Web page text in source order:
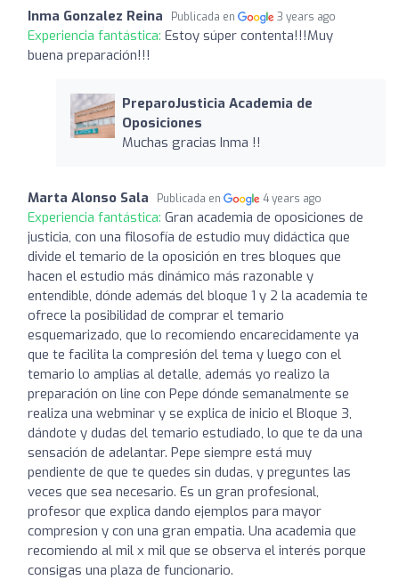
Inma Gonzalez Reina Publicada en 3 years ago
Experiencia fantástica: Estoy súper contenta!!!Muy
buena preparación!!!
PreparoJusticia Academia de
Oposiciones
Muchas gracias Inma !!
Marta Alonso Sala Publicada en 4 years ago
Experiencia fantástica: Gran academia de oposiciones de
justicia, con una filosofía de estudio muy didáctica que
divide el temario de la oposición en tres bloques que
hacen el estudio más dinámico más razonable y
entendible, dónde además del bloque 1 y 2 la academia te
ofrece la posibilidad de comprar el temario
esquemarizado, que lo recomiendo encarecidamente ya
que te facilita la compresión del tema y luego con el
temario lo amplias al detalle, además yo realizo la
preparación on line con Pepe dónde semanalmente se
realiza una webminar y se explica de inicio el Bloque 3,
dándote y dudas del temario estudiado, lo que te da una
sensación de adelantar. Pepe siempre está muy
pendiente de que te quedes sin dudas, y preguntes las
veces que sea necesario. Es un gran profesional,
profesor que explica dando ejemplos para mayor
compresion y con una gran empatia. Una academia que
recomiendo al mil x mil que se observa el interés porque
consigas una plaza de funcionario.